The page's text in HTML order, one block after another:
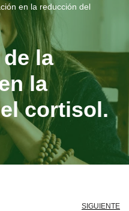
en la reducción del
la
la
cortisol.
SIGUIENTE